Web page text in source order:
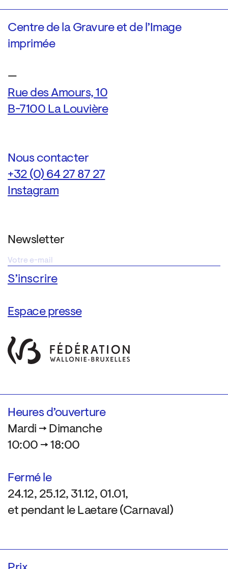
Centre de la Gravure et de l’Image
imprimée
—
Rue des Amours, 10
B-7100 La Louvière
Nous contacter
+32 (0) 64 27 87 27
Instagram
Newsletter
Espace presse
Heures d’ouverture
Mardi → Dimanche
10:00 → 18:00
Fermé le
24.12, 25.12, 31.12, 01.01,
et pendant le Laetare (Carnaval)